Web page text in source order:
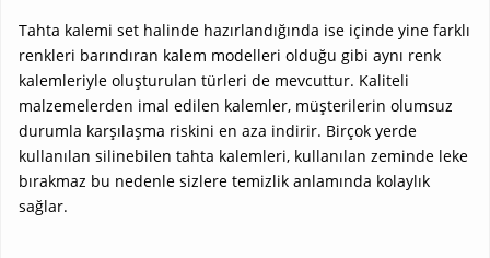
Tahta kalemi set halinde hazırlandığında ise içinde yine farklı
renkleri barındıran kalem modelleri olduğu gibi aynı renk
kalemleriyle oluşturulan türleri de mevcuttur. Kaliteli
malzemelerden imal edilen kalemler, müşterilerin olumsuz
durumla karşılaşma riskini en aza indirir. Birçok yerde
kullanılan silinebilen tahta kalemleri, kullanılan zeminde leke
bırakmaz bu nedenle sizlere temizlik anlamında kolaylık
sağlar.